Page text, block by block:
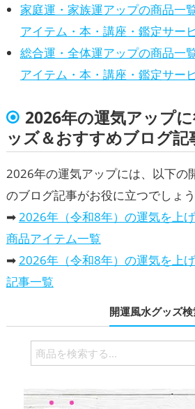
家庭運・家族運アップの商品一
アイテム・本・講座・鑑定サービ
総合運・全体運アップの商品一
アイテム・本・講座・鑑定サービ
2026年の運気アップ
ッズ＆おすすめブログ記
2026年の運気アップには、以下の
のブログ記事がお役に立つでしょう
➡2026年（令和8年）の運気を上
商品アイテム一覧
➡2026年（令和8年）の運気を上
記事一覧
開運風水グッズ
検
索
象: